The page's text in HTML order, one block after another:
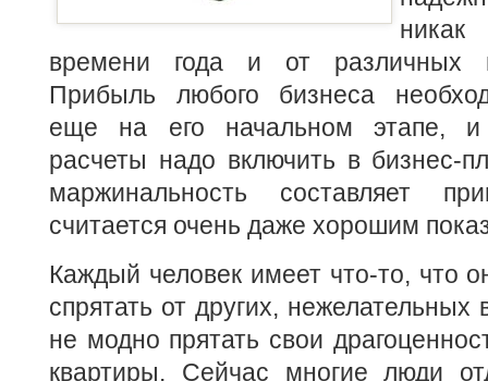
времени года и от различных
Прибыль любого бизнеса
еще на его начальном этапе, и
расчеты надо включить в бизнес-
маржинальность составляет
считается очень даже хорошим
Каждый человек имеет что-то, что
спрятать от других, нежелательных
не модно прятать свои
квартиры. Сейчас многие люди